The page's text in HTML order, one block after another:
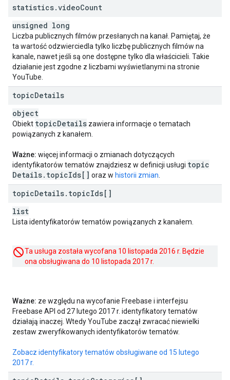
statistics.videoCount
unsigned long
Liczba publicznych filmów przesłanych na kanał. Pamiętaj, że
ta wartość odzwierciedla tylko liczbę publicznych filmów na
kanale, nawet jeśli są one dostępne tylko dla właścicieli. Takie
działanie jest zgodne z liczbami wyświetlanymi na stronie
YouTube.
topicDetails
object
Obiekt topicDetails zawiera informacje o tematach
powiązanych z kanałem.
Ważne: więcej informacji o zmianach dotyczących
identyfikatorów tematów znajdziesz w definicji usługi topic
Details. topicIds[] oraz w historii zmian
topicDetails. topicIds[]
list
Lista identyfikatorów tematów powiązanych z kanałem.
Ta usługa została wycofana 10 listopada 2016 r. Będzie
ona obsługiwana do 10 listopada 2017 r.
Ważne: ze względu na wycofanie Freebase i interfejsu
Freebase API od 27 lutego 2017 r. identyfikatory tematów
działają inaczej. Wtedy YouTube zaczął zwracać niewielki
zestaw zweryfikowanych identyfikatorów tematów.
Zobacz identyfikatory tematów obsługiwane od 15 lutego
2017 r.